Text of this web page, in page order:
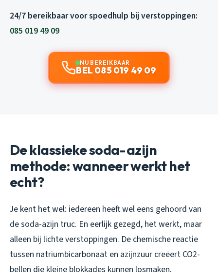
24/7 bereikbaar voor spoedhulp bij verstoppingen:
085 019 49 09
NU BEREIKBAAR
BEL 085 019 49 09
De klassieke soda-azijn
methode: wanneer werkt het
echt?
Je kent het wel: iedereen heeft wel eens gehoord van
de soda-azijn truc. En eerlijk gezegd, het werkt, maar
alleen bij lichte verstoppingen. De chemische reactie
tussen natriumbicarbonaat en azijnzuur creëert CO2-
bellen die kleine blokkades kunnen losmaken.